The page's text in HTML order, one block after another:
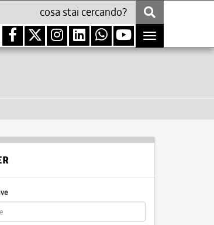
Toggle
navigation